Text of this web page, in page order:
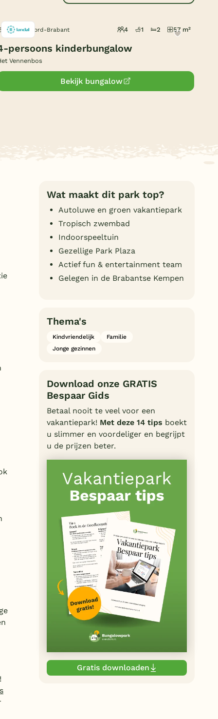
Texel
Limburg
Duitsland
België
Hapert, Noord-Brabant 4 1 2 57 m²
persoons kinderbungalow
Vennenbos
Bekijk bungalow
Wat maakt dit park top?
Autoluwe en groen vakantiepark
Tropisch zwembad
Indoorspeeltuin
Gezellige Park Plaza
Actief fun & entertainment team
Gelegen in de Brabantse Kempen
Thema's
Kindvriendelijk
Familie
Jonge gezinnen
Download onze GRATIS
Bespaar Gids
Betaal nooit te veel voor een
vakantiepark! Met deze 14 tips boekt
u slimmer en voordeliger en begrijpt
u de prijzen beter.
Gratis downloaden